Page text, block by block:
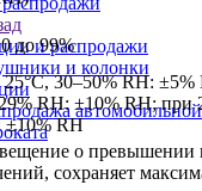
и распродажи
и колонки
до 99%
30‒50% RH: ±5%
RH: ±10% RH; при
±10% RH
о превышении
сохраняет